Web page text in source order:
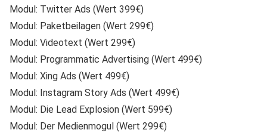
Modul: Twitter Ads (Wert 399€)
Modul: Paketbeilagen (Wert 299€)
Modul: Videotext (Wert 299€)
Modul: Programmatic Advertising (Wert 499€)
Modul: Xing Ads (Wert 499€)
Modul: Instagram Story Ads (Wert 499€)
Modul: Die Lead Explosion (Wert 599€)
Modul: Der Medienmogul (Wert 299€)